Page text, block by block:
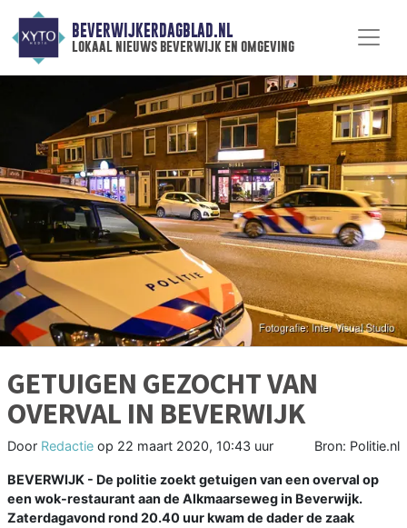
BEVERWIJKERDAGBLAD.NL
lokaal nieuws beverwijk en omgeving
GETUIGEN GEZOCHT VAN
OVERVAL IN BEVERWIJK
Door Redactie op 22 maart 2020, 10:43 uur Bron: Politie.nl
BEVERWIJK - De politie zoekt getuigen van een overval op
een wok-restaurant aan de Alkmaarseweg in Beverwijk.
Zaterdagavond rond 20.40 uur kwam de dader de zaak